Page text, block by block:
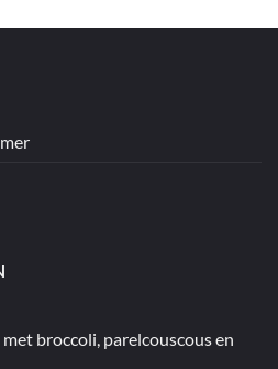
broccoli, parelcouscous en